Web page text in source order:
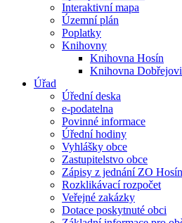
Interaktivní mapa
Územní plán
Poplatky
Knihovny
Knihovna Hosín
Knihovna
Úřad
Úřední deska
e-podatelna
Povinné informace
Úřední hodiny
Vyhlášky obce
Zastupitelstvo obce
Zápisy z jednání ZO Hosín
Rozklikávací rozpočet
Veřejné zakázky
Dotace poskytnuté obci